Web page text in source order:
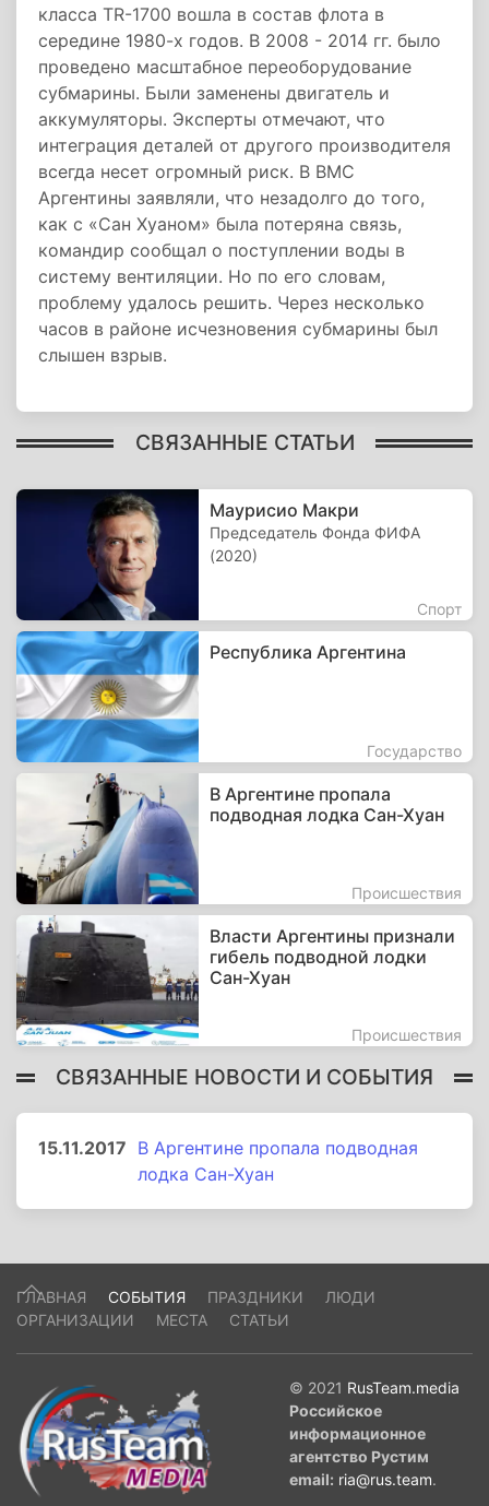
класса TR-1700 вошла в состав флота в
середине 1980-х годов. В 2008 - 2014 гг. было
проведено масштабное переоборудование
субмарины. Были заменены двигатель и
аккумуляторы. Эксперты отмечают, что
интеграция деталей от другого производителя
всегда несет огромный риск. В ВМС
Аргентины заявляли, что незадолго до того,
как с «Сан Хуаном» была потеряна связь,
командир сообщал о поступлении воды в
систему вентиляции. Но по его словам,
проблему удалось решить. Через несколько
часов в районе исчезновения субмарины был
слышен взрыв.
СВЯЗАННЫЕ СТАТЬИ
Маурисио Макри
Председатель Фонда ФИФА
(2020)
Спорт
Республика Аргентина
Государство
В Аргентине пропала
подводная лодка Сан-Хуан
Происшествия
Власти Аргентины признали
гибель подводной лодки
Сан-Хуан
Происшествия
СВЯЗАННЫЕ НОВОСТИ И СОБЫТИЯ
15.11.2017 В Аргентине пропала подводная
лодка Сан-Хуан
ГЛАВНАЯ СОБЫТИЯ ПРАЗДНИКИ
ЛЮДИ
ОРГАНИЗАЦИИ
МЕСТА СТАТЬИ
© 2021 RusTeam.media
Российское
информационное
агентство Рустим
email: ria@rus.team.